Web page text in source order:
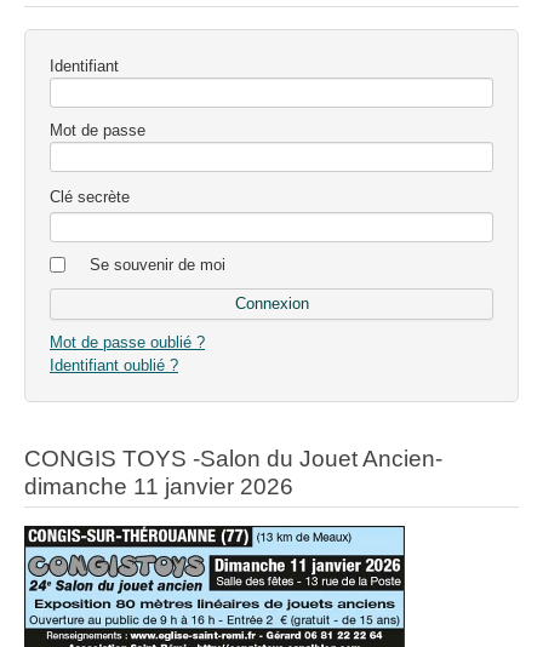
Identifiant
Mot de passe
Clé secrète
Se souvenir de moi
Mot de passe oublié ?
Identifiant oublié ?
CONGIS TOYS -Salon du Jouet Ancien-
dimanche 11 janvier 2026